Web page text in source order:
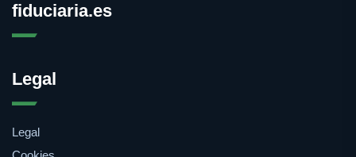
fiduciaria.es
Legal
Legal